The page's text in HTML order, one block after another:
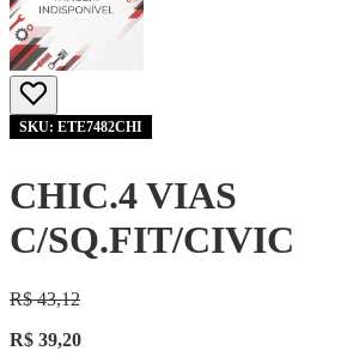
SKU: ETE7482CHI
CHIC.4 VIAS
C/SQ.FIT/CIVIC
R$ 43,12
R$ 39,20